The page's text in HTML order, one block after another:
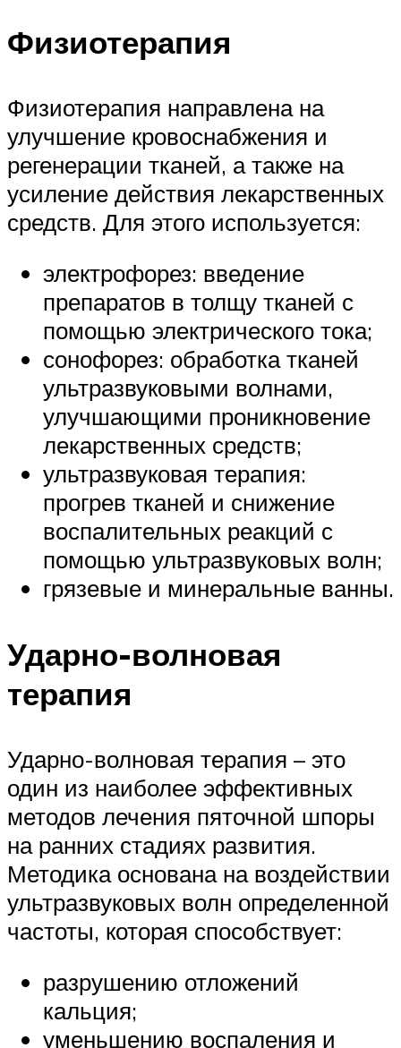
Физиотерапия
Физиотерапия направлена на
улучшение кровоснабжения и
регенерации тканей, а также на
усиление действия лекарственных
средств. Для этого используется:
электрофорез: введение
препаратов в толщу тканей с
помощью электрического тока;
сонофорез: обработка тканей
ультразвуковыми волнами,
улучшающими проникновение
лекарственных средств;
ультразвуковая терапия:
прогрев тканей и снижение
воспалительных реакций с
помощью ультразвуковых волн;
грязевые и минеральные ванны.
Ударно-волновая
терапия
Ударно-волновая терапия – это
один из наиболее эффективных
методов лечения пяточной шпоры
на ранних стадиях развития.
Методика основана на воздействии
ультразвуковых волн определенной
частоты, которая способствует:
разрушению отложений
кальция;
уменьшению воспаления и